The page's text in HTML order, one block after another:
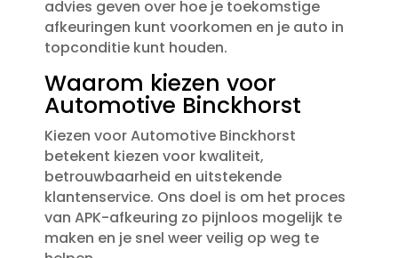
advies geven over hoe je toekomstige
afkeuringen kunt voorkomen en je auto in
topconditie kunt houden.​
Waarom kiezen voor
Automotive Binckhorst
Kiezen voor Automotive Binckhorst
betekent kiezen voor kwaliteit,
betrouwbaarheid en uitstekende
klantenservice.​ Ons doel is om het proces
van APK-afkeuring zo pijnloos mogelijk te
maken en je snel weer veilig op weg te